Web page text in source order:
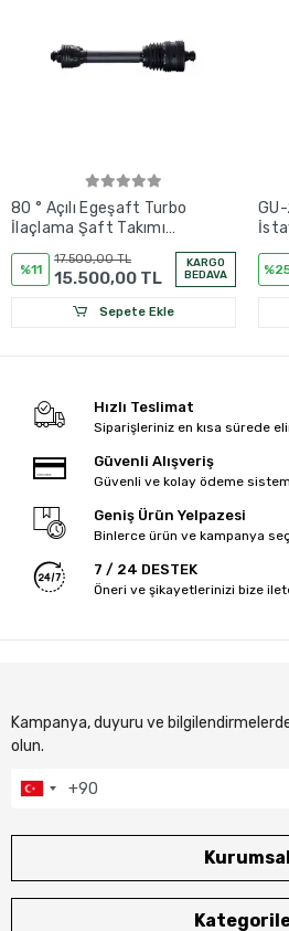
80 ° Açılı Egeşaft Turbo
İlaçlama Şaft Takımı
%11
17.500,00 TL
15.500,00 TL
KARGO
BEDAVA
Sepete Ekle
Hızlı Teslimat
Siparişleriniz en kısa sürede
Güvenli Alışveriş
Güvenli ve kolay ödeme
Geniş Ürün Yelpazesi
Binlerce ürün ve kampanya
7 / 24 DESTEK
Öneri ve şikayetlerinizi bize
Kampanya, duyuru ve
olun.
Kurumsal